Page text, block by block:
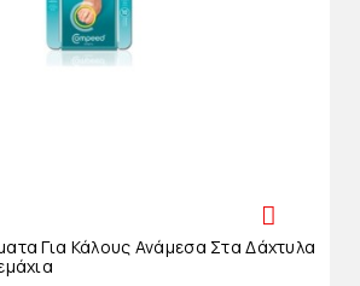
Για Κάλους Ανάμεσα Στα Δάχτυλα